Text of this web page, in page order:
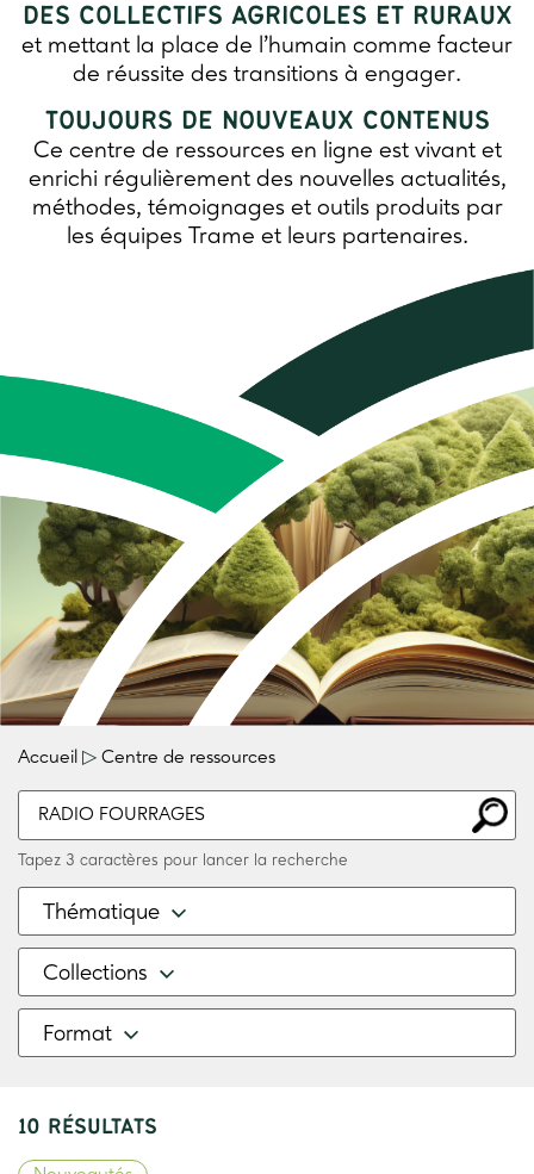
DES COLLECTIFS AGRICOLES ET RURAUX
et mettant la place de l’humain comme facteur
de réussite des transitions à engager.
TOUJOURS DE NOUVEAUX CONTENUS
Ce centre de ressources en ligne est vivant et
enrichi régulièrement des nouvelles actualités,
méthodes, témoignages et outils produits par
les équipes Trame et leurs partenaires.
Accueil ▷ Centre de ressources
Tapez 3 caractères pour lancer la recherche
Thématique
Collections
Format
10 RÉSULTATS